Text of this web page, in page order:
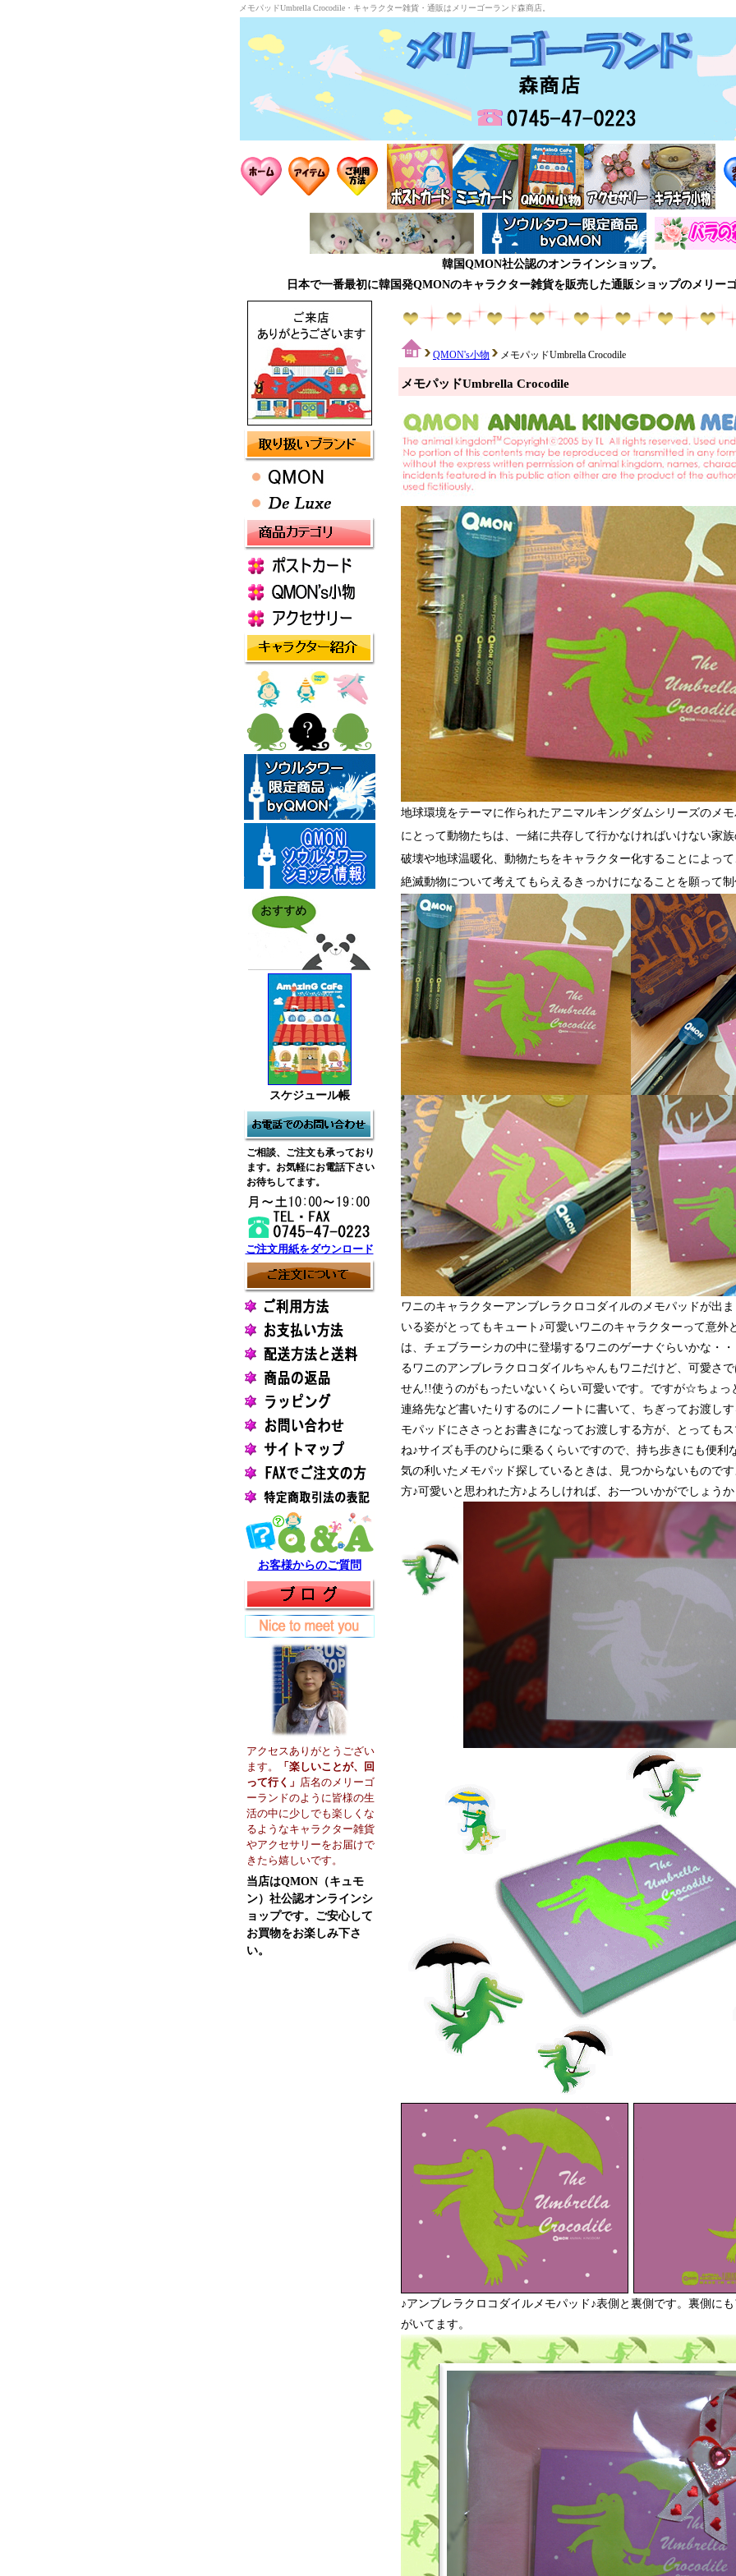
メモパッドUmbrella Crocodile・キャラクター雑貨・通販はメリーゴーランド森商店。
韓国QMON社公認のオンラインショップ。
日本で一番最初に韓国発QMONのキャラクター雑貨を販売した通販ショップのメリー
スケジュール帳
ご相談、ご注文も承っており
ます。お気軽にお電話下さい
お待ちしてます。
ご注文用紙をダウンロード
お客様からのご質問
アクセスありがとうござい
ます。
「楽しいことが、回
って行く」 店名のメリーゴ
ーランドのように皆様の生
活の中に少しでも楽しくな
るようなキャラクター雑貨
やアクセサリーをお届けで
きたら嬉しいです。
当店はQMON（キュモ
ン）社公認オンラインシ
ョップです。ご安心して
お買物をお楽しみ下さ
い。
QMON's小物 メモパッドUmbrella Crocodile
メモパッドUmbrella Crocodile
地球環境をテーマに作られたアニマルキングダムシリーズのメ
にとって動物たちは、一緒に共存して行かなければいけない家
破壊や地球温暖化、動物たちをキャラクター化することによっ
絶滅動物について考えてもらえるきっかけになることを願って
ワニのキャラクターアンブレラクロコダイルのメモパッドが出
いる姿がとってもキュート♪可愛いワニのキャラクターって意外
は、チェブラーシカの中に登場するワニのゲーナぐらいかな・
るワニのアンブレラクロコダイルちゃんもワニだけど、可愛さ
せん!!使うのがもったいないくらい可愛いです。ですが☆ちょ
連絡先など書いたりするのにノートに書いて、ちぎってお渡し
モパッドにささっとお書きになってお渡しする方が、とっても
ね♪サイズも手のひらに乗るくらいですので、持ち歩きにも便利
気の利いたメモパッド探しているときは、見つからないもので
方♪可愛いと思われた方♪よろしければ、お一ついかがでしょう
♪アンブレラクロコダイルメモパッド♪表側と裏側です。裏側に
がいてます。